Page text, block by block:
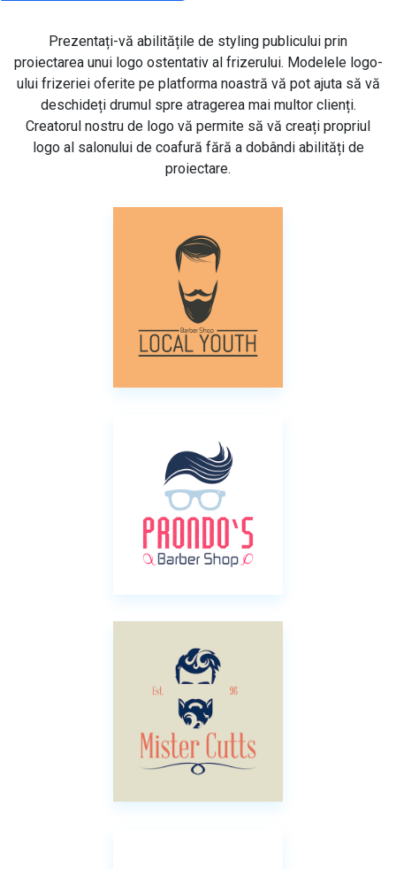
Prezentați-vă abilitățile de styling publicului prin
proiectarea unui logo ostentativ al frizerului. Modelele logo-
ului frizeriei oferite pe platforma noastră vă pot ajuta să vă
deschideți drumul spre atragerea mai multor clienți.
Creatorul nostru de logo vă permite să vă creați propriul
logo al salonului de coafură fără a dobândi abilități de
proiectare.